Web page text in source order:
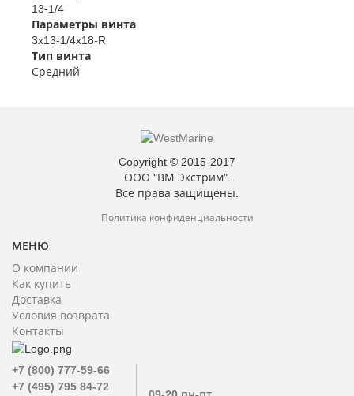
13-1/4
Параметры винта
3x13-1/4x18-R
Тип винта
Средний
Copyright © 2015-2017
ООО "ВМ Экстрим".
Все права защищены.
Политика конфиденциальности
МЕНЮ
О компании
Как купить
Доставка
Условия возврата
Контакты
+7 (800) 777-59-66
+7 (495) 795 84-72